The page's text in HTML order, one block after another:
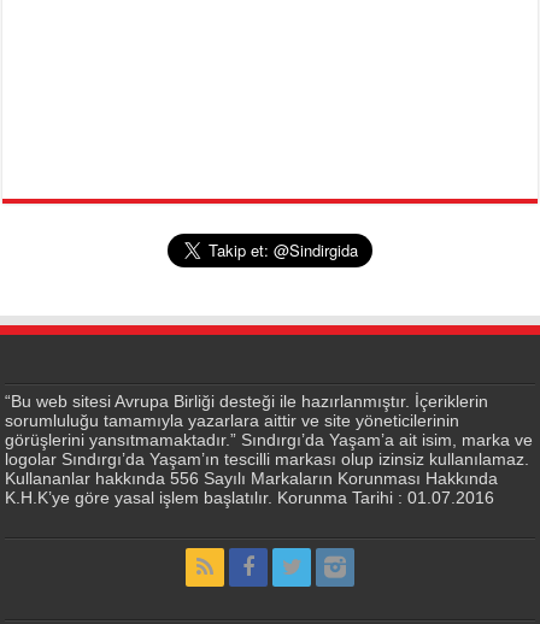
“Bu web sitesi Avrupa Birliği desteği ile hazırlanmıştır. İçeriklerin
sorumluluğu tamamıyla yazarlara aittir ve site yöneticilerinin
görüşlerini yansıtmamaktadır.” Sındırgı’da Yaşam’a ait isim, marka ve
logolar Sındırgı’da Yaşam’ın tescilli markası olup izinsiz kullanılamaz.
Kullananlar hakkında 556 Sayılı Markaların Korunması Hakkında
K.H.K’ye göre yasal işlem başlatılır. Korunma Tarihi : 01.07.2016